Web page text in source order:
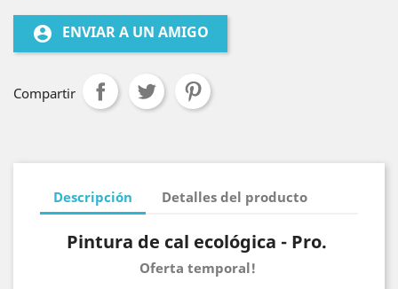
account_circle ENVIAR A UN AMIGO
Compartir
Descripción Detalles del producto
Pintura de cal ecológica - Pro.
Oferta temporal!